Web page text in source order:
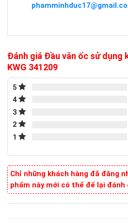
Đánh giá Đầu văn ốc sử dụng
KWG 341209
5
4
3
2
1
Chỉ những khách hàng đã đăng
phẩm này mới có thể để lại đánh